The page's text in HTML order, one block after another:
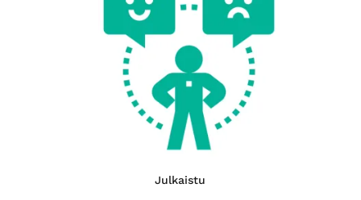
Julkaistu